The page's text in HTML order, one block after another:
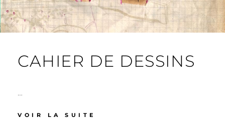
CAHIER DE DESSINS
…
VOIR LA SUITE